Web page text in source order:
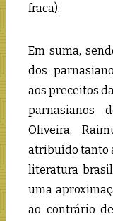
fraca).
Em suma,
dos
aos preceitos
parnasianos
Oliveira,
atribuído tanto
literatura
uma
ao contrário